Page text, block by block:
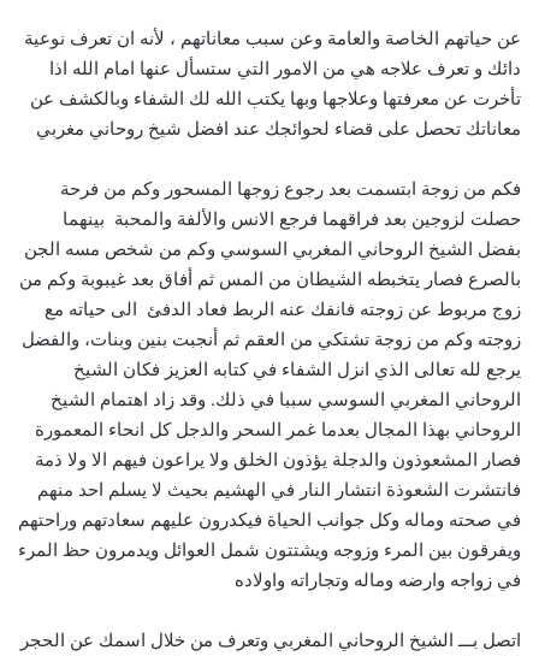
عن حياتهم الخاصة والعامة وعن سبب معاناتهم ، لأنه ان تعرف نوعية
دائك و تعرف علاجه هي من الامور التي ستسأل عنها امام الله اذا
تأخرت عن معرفتها وعلاجها وبها يكتب الله لك الشفاء وبالكشف عن
معاناتك تحصل على قضاء لحوائجك عند افضل شيخ روحاني مغربي
فكم من زوجة ابتسمت بعد رجوع زوجها المسحور وكم من فرحة
حصلت لزوجين بعد فراقهما فرجع الانس والألفة والمحبة بينهما
بفضل الشيخ الروحاني المغربي السوسي وكم من شخص مسه الجن
بالصرع فصار يتخبطه الشيطان من المس ثم أفاق بعد غيبوبة وكم من
زوج مربوط عن زوجته فانفك عنه الربط فعاد الدفئ الى حياته مع
زوجته وكم من زوجة تشتكي من العقم ثم أنجبت بنين وبنات، والفضل
يرجع لله تعالى الذي انزل الشفاء في كتابه العزيز فكان الشيخ
الروحاني المغربي السوسي سببا في ذلك. وقد زاد اهتمام الشيخ
الروحاني بهذا المجال بعدما غمر السحر والدجل كل انحاء المعمورة
فصار المشعوذون والدجلة يؤذون الخلق ولا يراعون فيهم الا ولا ذمة
فانتشرت الشعوذة انتشار النار في الهشيم بحيث لا يسلم احد منهم
في صحته وماله وكل جوانب الحياة فيكدرون عليهم سعادتهم وراحتهم
ويفرقون بين المرء وزوجه ويشتتون شمل العوائل ويدمرون حظ المرء
في زواجه وارضه وماله وتجاراته واولاده
اتصل بـــ الشيخ الروحاني المغربي وتعرف من خلال اسمك عن الحجر